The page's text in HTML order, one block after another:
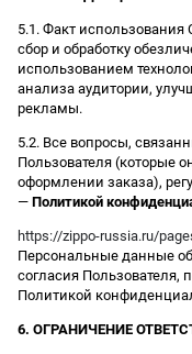
5.1. Факт использования
сбор и обработку
использованием
анализа аудитории,
рекламы.
5.2. Все вопросы,
Пользователя (которые
оформлении заказа),
— Политикой
https://zippo-russia.ru/
Персональные данные
согласия Пользователя,
Политикой
6. ОГРАНИЧЕНИЕ